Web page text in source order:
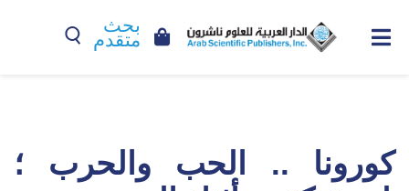
بحث
متقدم
كورونا .. الحب والحرب ؛